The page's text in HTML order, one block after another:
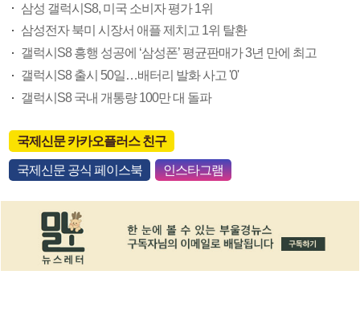
삼성 갤럭시S8, 미국 소비자 평가 1위
삼성전자 북미 시장서 애플 제치고 1위 탈환
갤럭시S8 흥행 성공에 ‘삼성폰’ 평균판매가 3년 만에 최고
갤럭시S8 출시 50일…배터리 발화 사고 '0'
갤럭시S8 국내 개통량 100만 대 돌파
국제신문 카카오플러스 친구
국제신문 공식 페이스북 인스타그램